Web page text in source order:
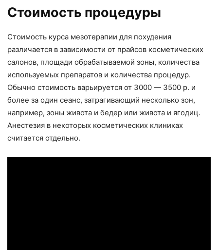
Стоимость процедуры
Стоимость курса мезотерапии для похудения
различается в зависимости от прайсов косметических
салонов, площади обрабатываемой зоны, количества
используемых препаратов и количества процедур.
Обычно стоимость варьируется от 3000 — 3500 р. и
более за один сеанс, затрагивающий несколько зон,
например, зоны живота и бедер или живота и ягодиц.
Анестезия в некоторых косметических клиниках
считается отдельно.